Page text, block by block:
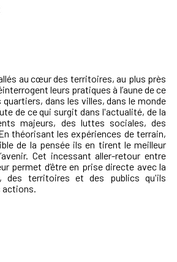
au cœur des territoires, au plus près
leurs pratiques à l’aune de ce
dans les villes, dans le monde
de ce qui surgit dans l'actualité, de la
majeurs, des luttes sociales, des
théorisant les expériences de terrain,
de la pensée ils en tirent le meilleur
Cet incessant aller-retour entre
permet d’être en prise directe avec la
des territoires et des publics qu'ils
actions.